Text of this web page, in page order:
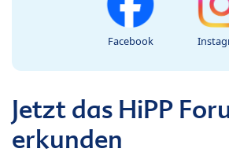
Facebook
Jetzt das HiPP
erkunden